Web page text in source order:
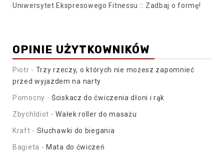
Uniwersytet Ekspresowego Fitnessu :: Zadbaj o formę!
OPINIE UŻYTKOWNIKÓW
Piotr - Trzy rzeczy, o których nie możesz zapomnieć
przed wyjazdem na narty
Pomocny -Ściskacz do ćwiczenia dłoni i rąk
ZbychIdiot -Wałek roller do masażu
Kraft - Słuchawki do biegania
Bagieta - Mata do ćwiczeń